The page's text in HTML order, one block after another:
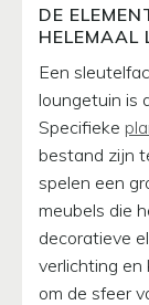
DE
HELEMAAL
Een
loungetuin is
Specifieke
bestand zijn
spelen een
meubels die
decoratieve
verlichting
om de sfeer